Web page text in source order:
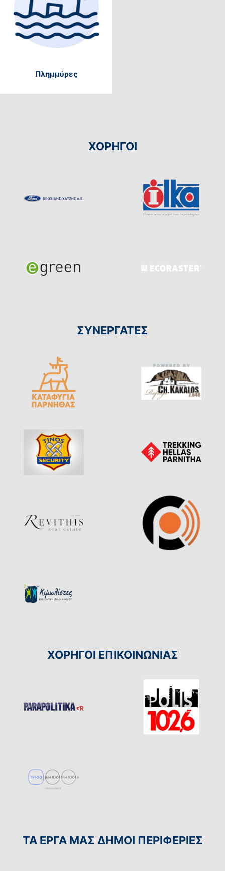
Πλημμύρες
ΧΟΡΗΓΟΙ
ΣΥΝΕΡΓΑΤΕΣ
ΧΟΡΗΓΟΙ ΕΠΙΚΟΙΝΩΝΙΑΣ
ΤΑ ΕΡΓΑ ΜΑΣ ΔΗΜΟΙ ΠΕΡΙΦΕΡΙΕΣ